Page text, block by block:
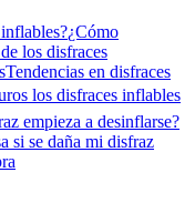
¿Cómo
los disfraces
Tendencias en disfraces
los disfraces inflables
empieza a desinflarse?
si se daña mi disfraz